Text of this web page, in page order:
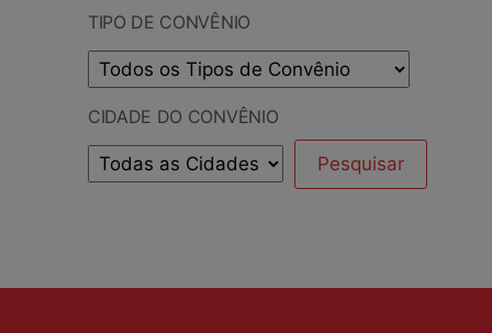
TIPO DE CONVÊNIO
CIDADE DO CONVÊNIO